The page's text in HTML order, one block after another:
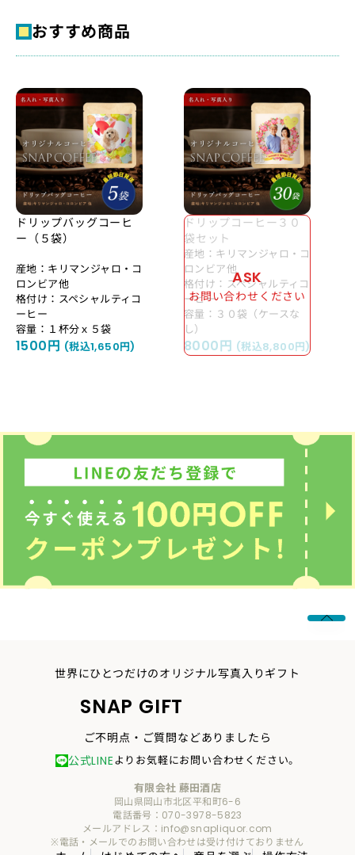
おすすめ商品
ドリップバッグコーヒ
ー（５袋）
産地：キリマンジャロ・コ
ロンビア他
格付け：スペシャルティコ
ーヒー
容量：１杯分ｘ５袋
1500円 (税込1,650円)
ドリップコーヒー３０
袋セット
産地：キリマンジャロ・コ
ロンビア他
格付け：スペシャルティコ
ーヒー
容量：３０袋（ケースな
し）
8000円 (税込8,800円)
ASK
お問い合わせください
世界にひとつだけのオリジナル写真入りギフト
SNAP GIFT
ご不明点・ご質問などありましたら
公式LINEよりお気軽にお問い合わせください。
有限会社 藤田酒店
岡山県岡山市北区平和町6-6
電話番号：070-3978-5823
メールアドレス：info@snapliquor.com
※電話・メールでのお問い合わせは受け付けておりません